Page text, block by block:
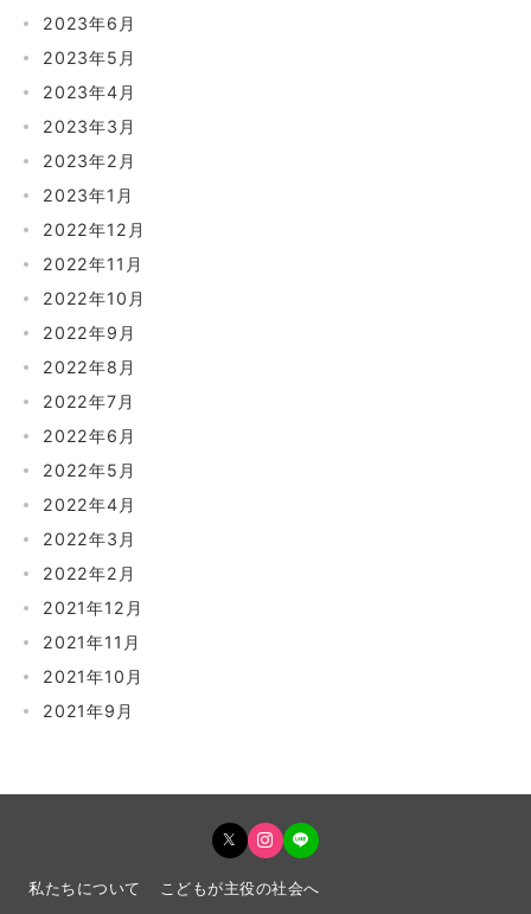
2023年6月
2023年5月
2023年4月
2023年3月
2023年2月
2023年1月
2022年12月
2022年11月
2022年10月
2022年9月
2022年8月
2022年7月
2022年6月
2022年5月
2022年4月
2022年3月
2022年2月
2021年12月
2021年11月
2021年10月
2021年9月
私たちについて
こどもが主役の社会へ